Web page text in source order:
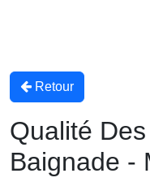
Retour
Qualité
Baignade -